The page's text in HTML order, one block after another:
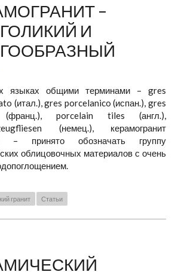
–
И
языках общими терминами – gres
(итал.), gres porcelanico (испан.), gres
(франц.), porcelain tiles (англ.),
(немец.), керамогранит
– принято обозначать группу
облицовочных материалов с очень
гранит Статьи